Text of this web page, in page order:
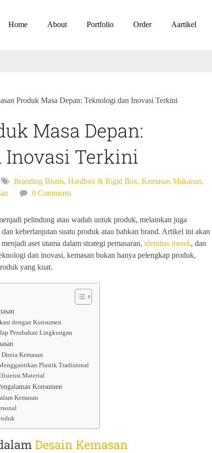
Home About Portfolio Order Aartikel
Produk Masa Depan: Teknologi dan Inovasi Terkini
Masa Depan:
Inovasi Terkini
Branding Bisnis, Hardbox & Rigid Box, Kemasan Makanan,
0 Comments
pelindung atau wadah untuk produk, melainkan juga
keberlanjutan suatu produk atau bahkan brand. Artikel ini akan
aset utama dalam strategi pemasaran, identitas merek, dan
dan inovasi, kemasan bukan hanya pelengkap produk,
yang kuat.
dengan Konsumen
Perubahan Lingkungan
Kemasan
Plastik Tradisional
Material
Konsumen
Kemasan
Desain Kemasan